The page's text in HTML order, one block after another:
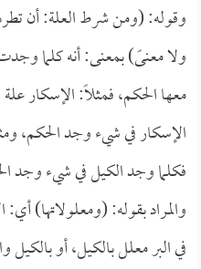
وقوله: (ومن شرط العلة: أن
ولا معنىً) بمعنى: أنه كلما
معها الحكم، فمثلاً: الإسكار
الإسكار في شيء وجد الحكم،
فكلما وجد الكيل في شيء وجد
والمراد بقوله: (ومعلولاتها) أي:
في البر معلل بالكيل، أو